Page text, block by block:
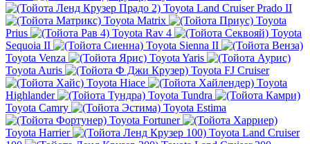
Toyota Land Cruiser Prado II
Toyota Matrix
Toyota
Prius
Toyota Rav 4
Toyota
Sequoia II
Toyota Sienna II
Toyota Venza
Toyota Yaris
Toyota Auris
Toyota FJ Cruiser
Toyota Hiace
Toyota
Highlander
Toyota Tundra
Toyota Camry
Toyota Estima
Toyota Fortuner
Toyota Harrier
Toyota Land Cruiser